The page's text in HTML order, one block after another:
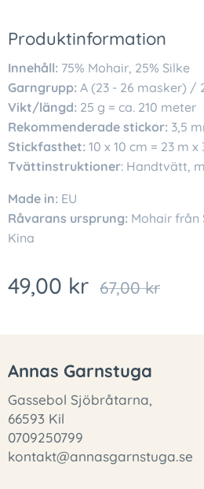
Produktinformation
Innehåll: 75% Mohair, 25% Silke
Garngrupp: A (23 - 26 masker) /
Vikt/längd: 25 g = ca. 210 meter
Rekommenderade stickor: 3,5
Stickfasthet: 10 x 10 cm = 23 m x
Tvättinstruktioner: Handtvätt,
Made in: EU
Råvarans ursprung: Mohair från
Kina
49,00 kr 67,00kr
Annas Garnstuga
Gassebol Sjöbråtarna,
66593 Kil
0709250799
kontakt@annasgarnstuga.se